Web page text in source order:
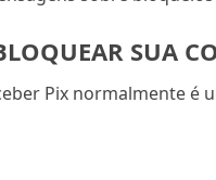
SUA
Pix normalmente é